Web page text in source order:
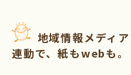
地域情報メディ
連動で、紙もwebも。